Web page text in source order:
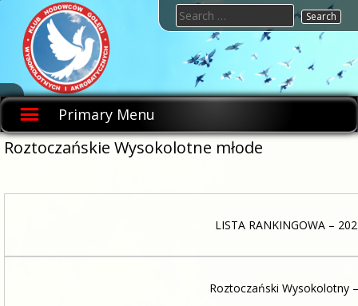
content
KHGWIA.PL
Klub
hodowców
gołębi
wysokolotnych
i
akrobatycznych
Primary Menu
Search
for:
Roztoczańskie Wysokolotne młode
LISTA RANKINGOWA –
Roztoczański Wysokolotny